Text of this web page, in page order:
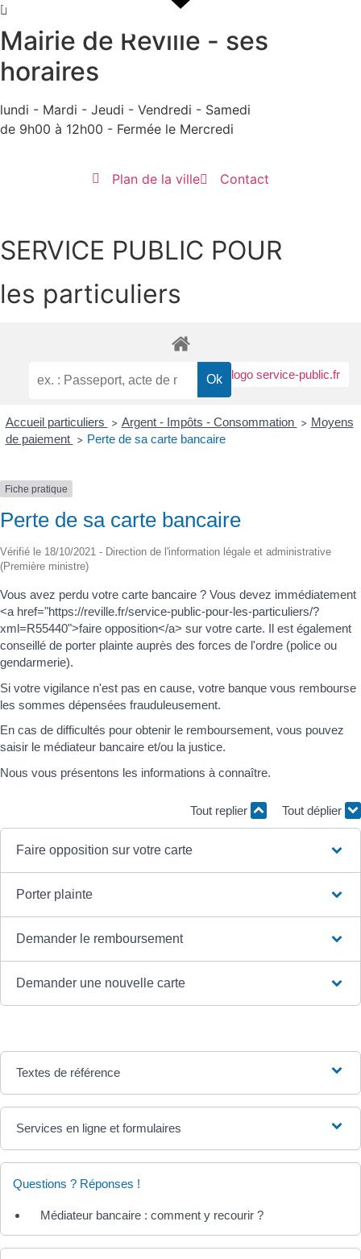
principal
Mairie de Réville - ses
horaires
lundi - Mardi - Jeudi - Vendredi - Samedi
de 9h00 à 12h00 - Fermée le Mercredi
Plan de la ville
Contact
SERVICE PUBLIC POUR​
les particuliers
Accueil particuliers > Argent - Impôts - Consommation > Moyens
de paiement > Perte de sa carte bancaire
Fiche pratique
Perte de sa carte bancaire
Vérifié le 18/10/2021 - Direction de l'information légale et administrative
(Première ministre)
Vous avez perdu votre carte bancaire ? Vous devez immédiatement
<a href="https://reville.fr/service-public-pour-les-particuliers/?
xml=R55440">faire opposition</a> sur votre carte. Il est également
conseillé de porter plainte auprès des forces de l'ordre (police ou
gendarmerie).
Si votre vigilance n'est pas en cause, votre banque vous rembourse
les sommes dépensées frauduleusement.
En cas de difficultés pour obtenir le remboursement, vous pouvez
saisir le médiateur bancaire et/ou la justice.
Nous vous présentons les informations à connaître.
Tout replier Tout déplier
Faire opposition sur votre carte
Porter plainte
Demander le remboursement
Demander une nouvelle carte
Textes de référence
Services en ligne et formulaires
Questions ? Réponses !
Médiateur bancaire : comment y recourir ?